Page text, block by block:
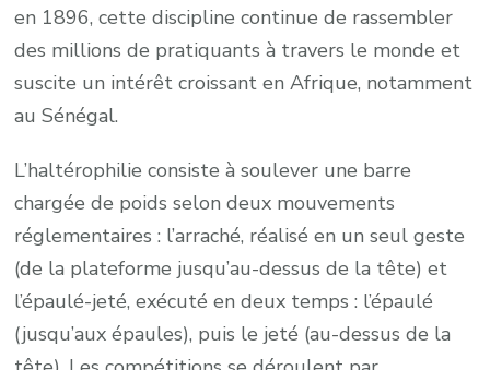
en 1896, cette discipline continue de rassembler
des millions de pratiquants à travers le monde et
suscite un intérêt croissant en Afrique, notamment
au Sénégal.
L’haltérophilie consiste à soulever une barre
chargée de poids selon deux mouvements
réglementaires : l’arraché, réalisé en un seul geste
(de la plateforme jusqu’au-dessus de la tête) et
l’épaulé-jeté, exécuté en deux temps : l’épaulé
(jusqu’aux épaules), puis le jeté (au-dessus de la